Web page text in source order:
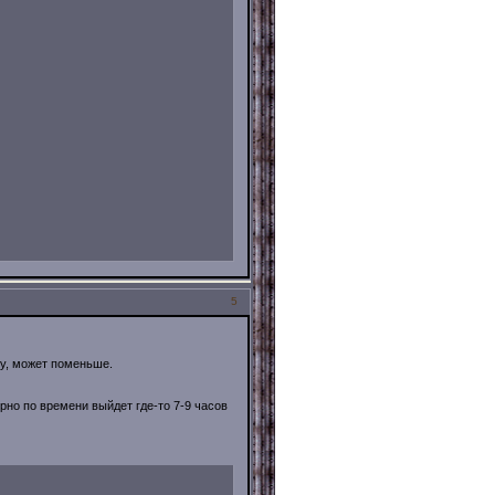
5
может поменьше.
по времени выйдет где-то 7-9 часов